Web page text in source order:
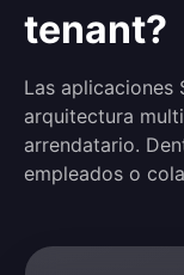
tenant?
Las aplicaciones
arquitectura
arrendatario.
empleados o